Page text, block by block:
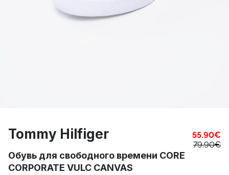
Tommy Hilfiger 55.90€
79.90€
Обувь для свободного времени CORE
CORPORATE VULC CANVAS